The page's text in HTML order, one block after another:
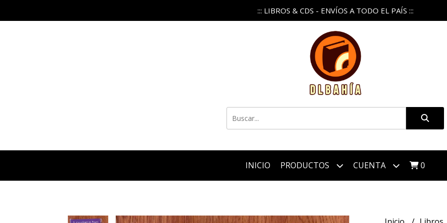
::: LIBROS & CDS - ENVÍOS A TODO EL PAÍS :::
INICIO PRODUCTOS CUENTA 0